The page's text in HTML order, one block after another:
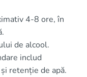
4-8 ore, în
de alcool.
includ
retenție de apă.